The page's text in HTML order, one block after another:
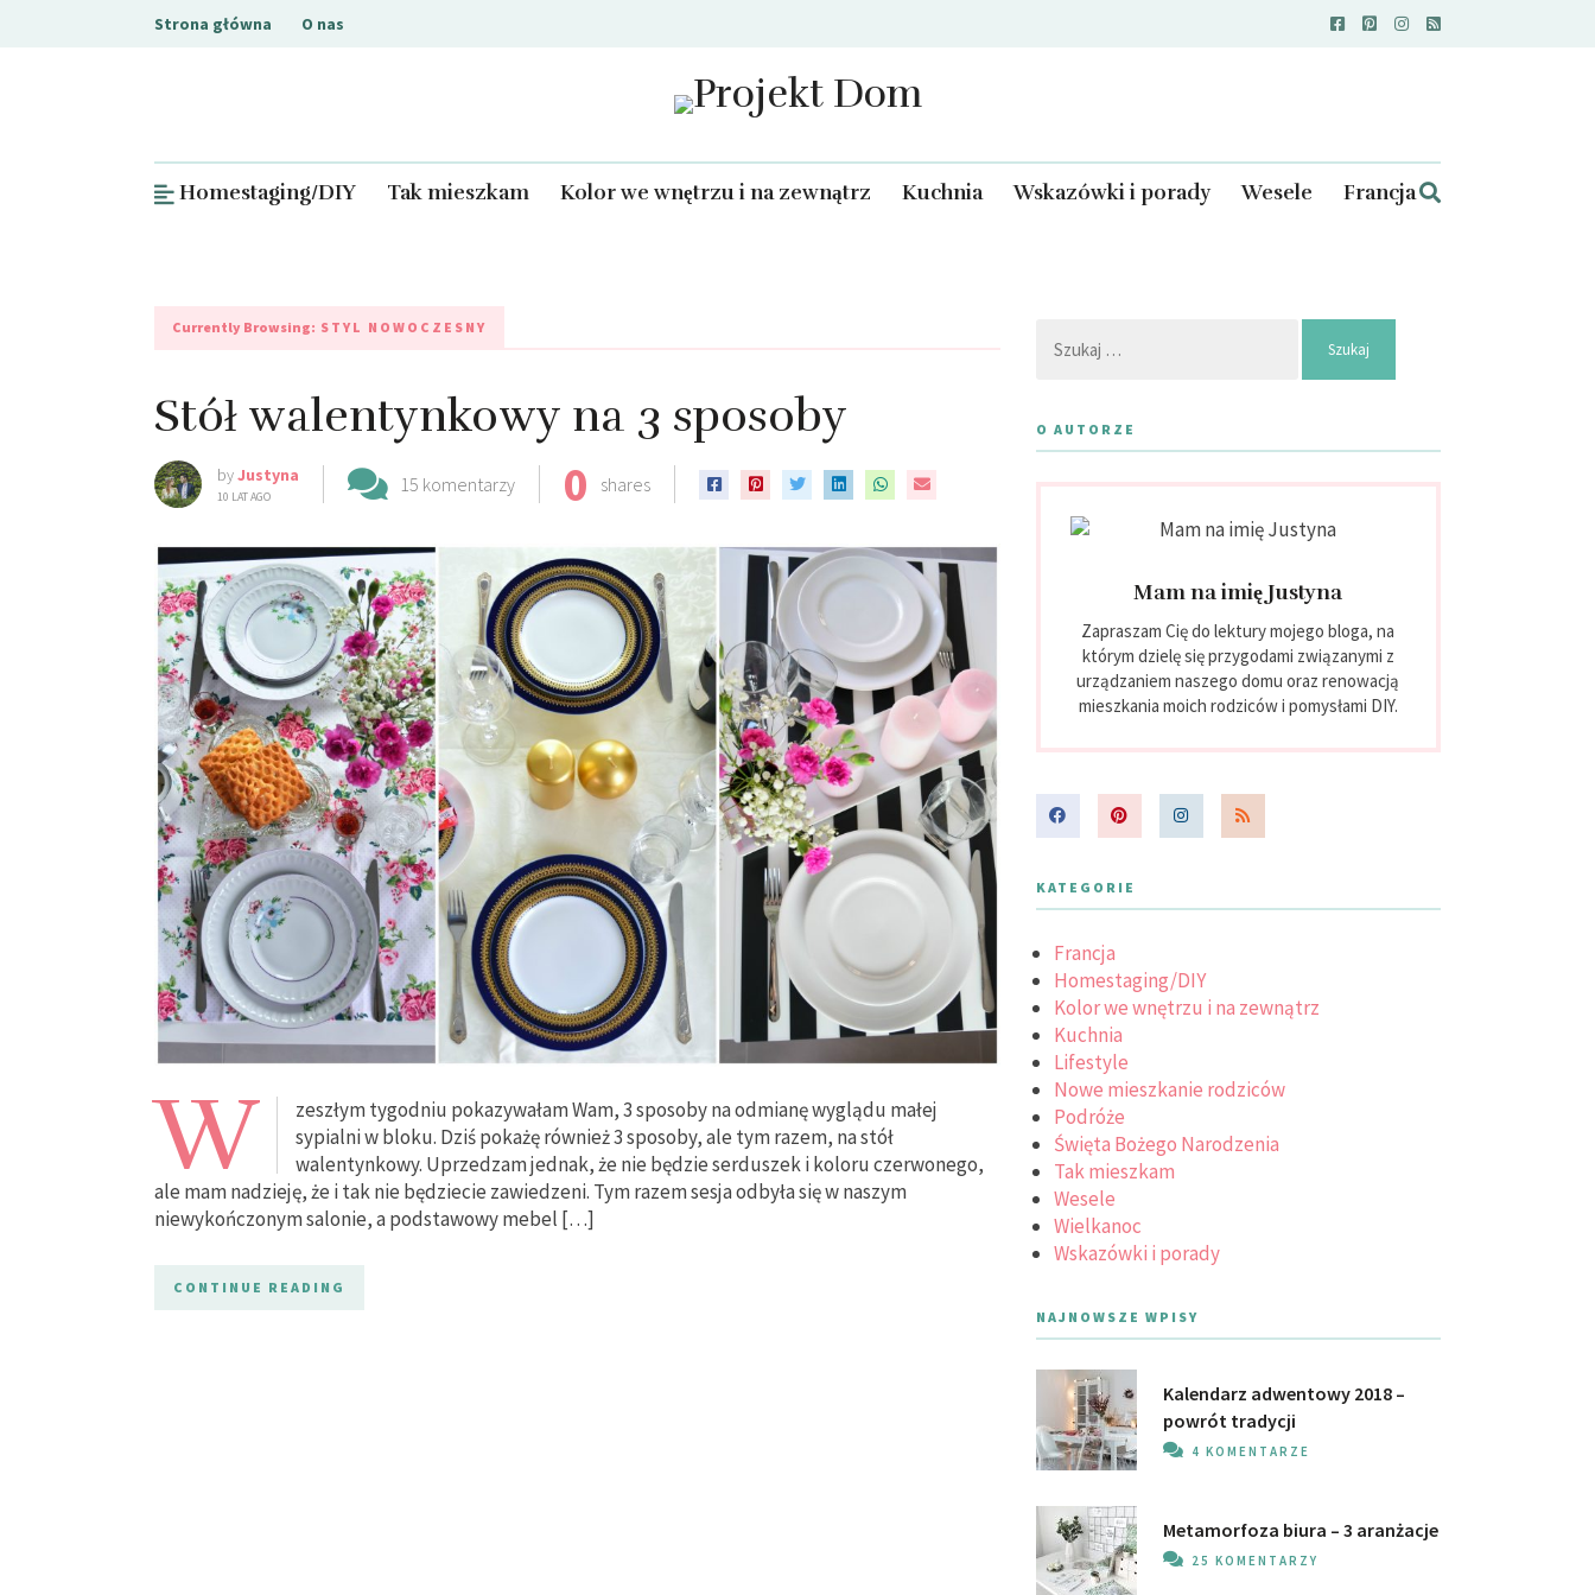
Strona główna O nas
Projekt Dom
Homestaging/DIY Tak mieszkam Kolor we wnętrzu i na zewnątrz Kuchnia Wskazówki i porady Wesele Francja
Currently Browsing: STYL NOWOCZESNY
Stół walentynkowy na 3 sposoby
byJustyna
10 LAT AGO
15 komentarzy 0 shares
W
zeszłym tygodniu pokazywałam Wam, 3 sposoby na odmianę wyglądu małej
sypialni w bloku. Dziś pokażę również 3 sposoby, ale tym razem, na stół
walentynkowy. Uprzedzam jednak, że nie będzie serduszek i koloru czerwonego,
ale mam nadzieję, że i tak nie będziecie zawiedzeni. Tym razem sesja odbyła się w naszym
niewykończonym salonie, a podstawowy mebel […]
CONTINUE READING
O AUTORZE
Mam na imię Justyna
Zapraszam Cię do lektury mojego bloga, na
którym dzielę się przygodami związanymi z
urządzaniem naszego domu oraz renowacją
mieszkania moich rodziców i pomysłami DIY.
KATEGORIE
Francja
Homestaging/DIY
Kolor we wnętrzu i na zewnątrz
Kuchnia
Lifestyle
Nowe mieszkanie rodziców
Podróże
Święta Bożego Narodzenia
Tak mieszkam
Wesele
Wielkanoc
Wskazówki i porady
NAJNOWSZE WPISY
Kalendarz adwentowy 2018 –
powrót tradycji
4 KOMENTARZE
Metamorfoza biura – 3 aranżacje
25 KOMENTARZY